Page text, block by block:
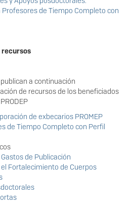
de Tiempo Completo con
recursos
a continuación
de recursos de los beneficiados
de exbecarios PROMEP
de Tiempo Completo con Perfil
de Publicación
Fortalecimiento de Cuerpos